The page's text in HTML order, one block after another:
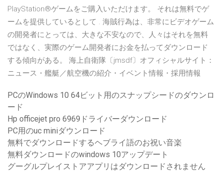
PlayStation®ゲームをご購入いただけます。 それは無料でゲ
ームを提供しているとして . 海賊行為は、非常にビデオゲーム
の開発者にとっては、大きな不安なので、人々はそれを無料
ではなく、実際のゲーム開発者にお金を払ってダウンロード
する傾向がある。 海上自衛隊〔jmsdf〕オフィシャルサイト：
ニュース・艦艇／航空機の紹介・イベント情報・採用情報
PCのWindows 10 64ビット用のスナップシードのダウンロ
ード
Hp officejet pro 6969ドライバーダウンロード
PC用のuc miniダウンロード
無料でダウンロードするヘブライ語のお祝い音楽
無料ダウンロードのwindows 10アップデート
グーグルプレイストアアプリはダウンロードされません